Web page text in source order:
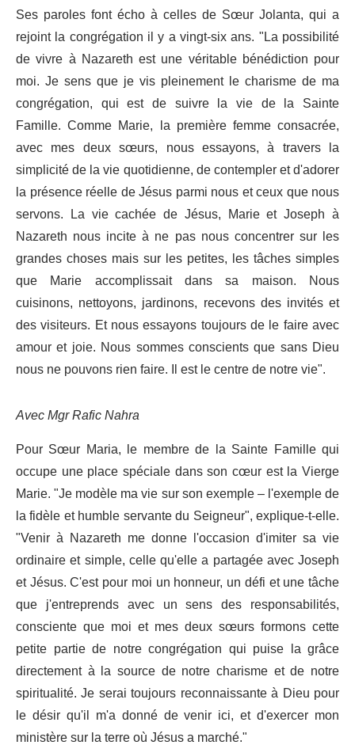
Ses paroles font écho à celles de Sœur Jolanta, qui a
rejoint la congrégation il y a vingt-six ans. "La possibilité
de vivre à Nazareth est une véritable bénédiction pour
moi. Je sens que je vis pleinement le charisme de ma
congrégation, qui est de suivre la vie de la Sainte
Famille. Comme Marie, la première femme consacrée,
avec mes deux sœurs, nous essayons, à travers la
simplicité de la vie quotidienne, de contempler et d'adorer
la présence réelle de Jésus parmi nous et ceux que nous
servons. La vie cachée de Jésus, Marie et Joseph à
Nazareth nous incite à ne pas nous concentrer sur les
grandes choses mais sur les petites, les tâches simples
que Marie accomplissait dans sa maison. Nous
cuisinons, nettoyons, jardinons, recevons des invités et
des visiteurs. Et nous essayons toujours de le faire avec
amour et joie. Nous sommes conscients que sans Dieu
nous ne pouvons rien faire. Il est le centre de notre vie".
Avec Mgr Rafic Nahra
Pour Sœur Maria, le membre de la Sainte Famille qui
occupe une place spéciale dans son cœur est la Vierge
Marie. "Je modèle ma vie sur son exemple – l'exemple de
la fidèle et humble servante du Seigneur", explique-t-elle.
"Venir à Nazareth me donne l'occasion d'imiter sa vie
ordinaire et simple, celle qu'elle a partagée avec Joseph
et Jésus. C'est pour moi un honneur, un défi et une tâche
que j'entreprends avec un sens des responsabilités,
consciente que moi et mes deux sœurs formons cette
petite partie de notre congrégation qui puise la grâce
directement à la source de notre charisme et de notre
spiritualité. Je serai toujours reconnaissante à Dieu pour
le désir qu'il m'a donné de venir ici, et d'exercer mon
ministère sur la terre où Jésus a marché."